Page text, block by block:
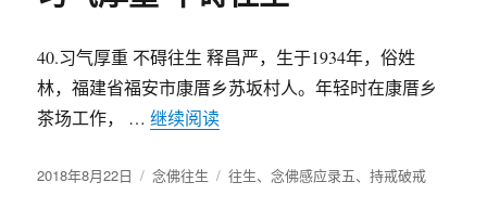
40.习气厚重 不碍往生 释昌严，生于1934年，俗姓
林，福建省福安市康厝乡苏坂村人。年轻时在康厝乡
茶场工作， …继续阅读
发
2018年8月22日
分
念佛往生
标
往生、念佛感应录五、持戒破戒